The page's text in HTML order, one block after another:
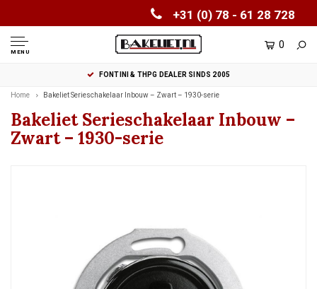
+31 (0) 78 - 61 28 728
MENU
0
FONTINI & THPG DEALER SINDS 2005
Home Bakeliet Serieschakelaar Inbouw – Zwart – 1930-serie
Bakeliet Serieschakelaar Inbouw –
Zwart – 1930-serie